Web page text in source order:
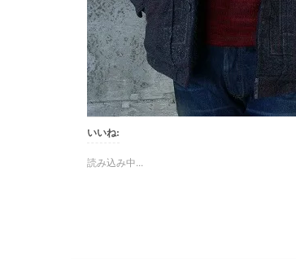
いいね:
読み込み中...